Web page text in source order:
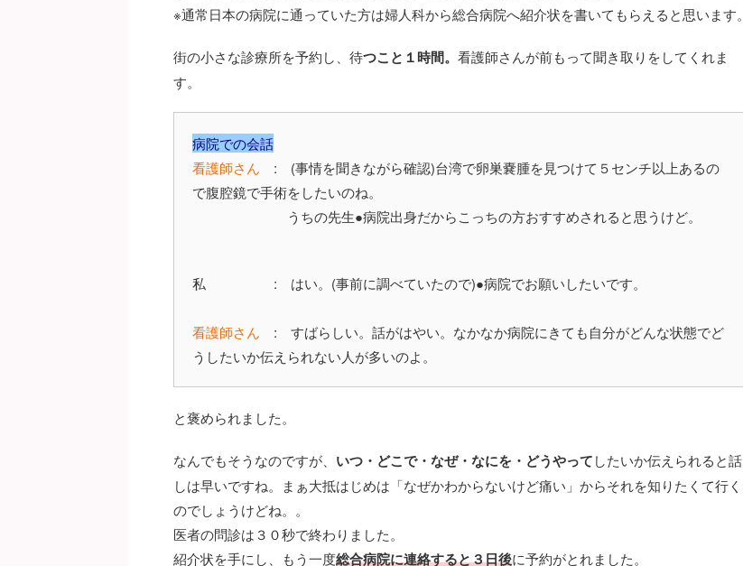
※通常日本の病院に通っていた方は婦人科から総合病院へ紹介状を書いてもらえると思います。
街の小さな診療所を予約し、待つこと１時間。 看護師さんが前もって聞き取りをしてくれま
す。
病院での会話
看護師さん : (事情を聞きながら確認)台湾で卵巣嚢腫を見つけて５センチ以上あるの
で腹腔鏡で手術をしたいのね。
うちの先生●病院出身だからこっちの方おすすめされると思うけど。
私 : はい。(事前に調べていたので)●病院でお願いしたいです。
看護師さん : すばらしい。話がはやい。なかなか病院にきても自分がどんな状態でど
うしたいか伝えられない人が多いのよ。
と褒められました。
なんでもそうなのですが、 いつ・どこで・なぜ・なにを・どうやってしたいか伝えられると話
しは早いですね。まぁ大抵はじめは「なぜかわからないけど痛い」からそれを知りたくて行く
のでしょうけどね。。
医者の問診は３０秒で終わりました。
紹介状を手にし、もう一度総合病院に連絡すると３日後に予約がとれました。